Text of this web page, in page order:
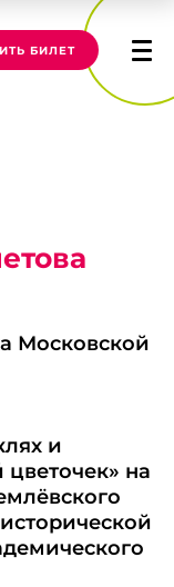
БИЛЕТ
Московской
и
цветочек» на